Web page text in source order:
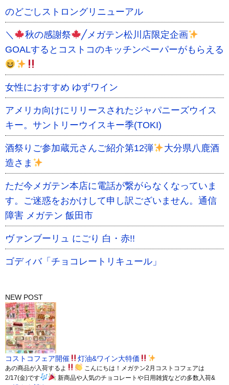
のどごしストロングリニューアル
＼ 秋の感謝祭
╱メガテン松川店限定企画
GOALするとコストコのキッチンペーパーがもらえる
女性におすすめ ゆずワイン
アメリカ向けにリリースされたジャパニーズウイス
キー。サントリーウイスキー季(TOKI)
酒祭りご参加蔵元さんご紹介第12弾
大分県八鹿酒
造さま
ただ今メガテン本店に電話が繋がらなくなっていま
す。ご迷惑をおかけして申し訳ございません。通信
障害 メガテン 飯田市
ヴァンブーリュ にごり 白・赤!!
ゴディバ「チョコレートリキュール」
NEW POST
コストコフェア開催 灯油&ワイン大特価
あの商品が入荷するよ
こんにちは！メガテン2月コストコフェアは
2/17(金)です
新商品や人気のチョコレートや日用雑貨などの多数入荷&